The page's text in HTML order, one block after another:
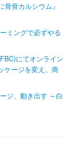
骨カルシウム』
ミングで必ずやる
にてオンライン
ケージを変え、商
ジ、動き出す ～白